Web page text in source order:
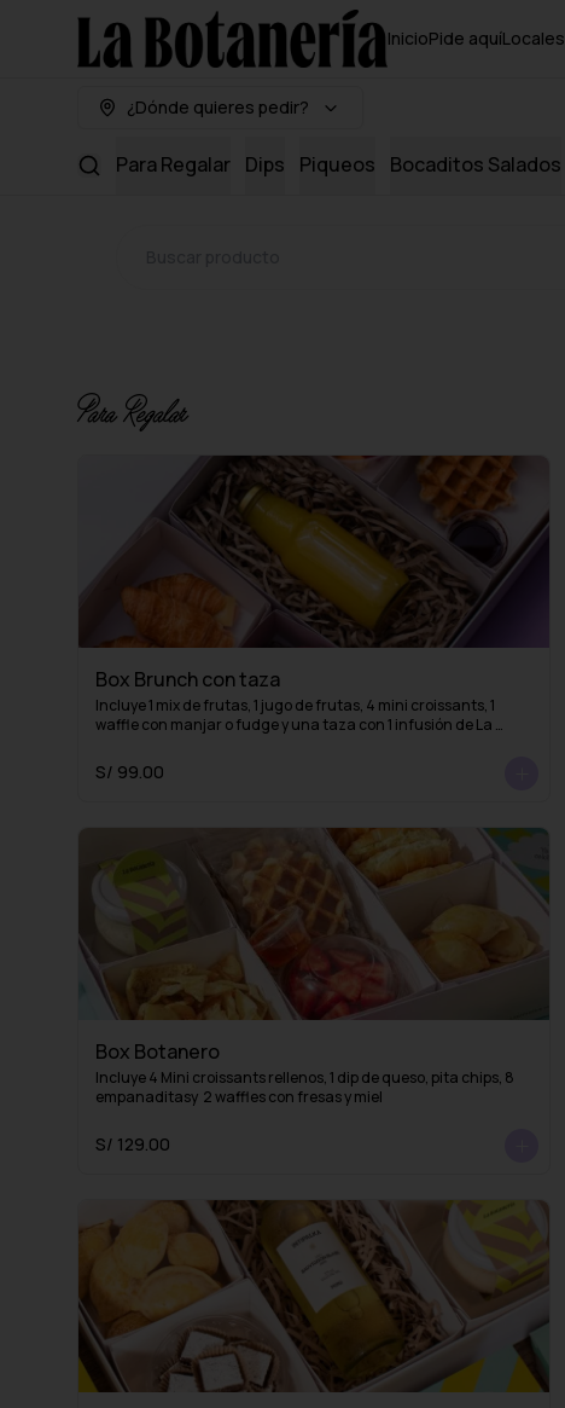
InicioPide aquíLocales
¿Dónde quieres pedir?
Para Regalar Dips Piqueos Bocaditos Salados
Para Regalar
Box Brunch con taza
Incluye 1 mix de frutas, 1 jugo de frutas, 4 mini croissants, 1
waffle con manjar o fudge y una taza con 1 infusión de La
S/ 99.00
Box Botanero
Incluye 4 Mini croissants rellenos, 1 dip de queso, pita chips, 8
empanaditasy  2 waffles con fresas y miel
S/ 129.00